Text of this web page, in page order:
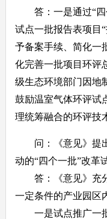
答：一是通过“
试点一批报告表项目
予备案手续、简化一
化完善一批项目环评
级生态环境部门因地
鼓励温室气体环评试
理统筹融合的环评技
问：《意见》提
动的“四个一批”改革
答：《意见》充
一定条件的产业园区
一是试点推广一